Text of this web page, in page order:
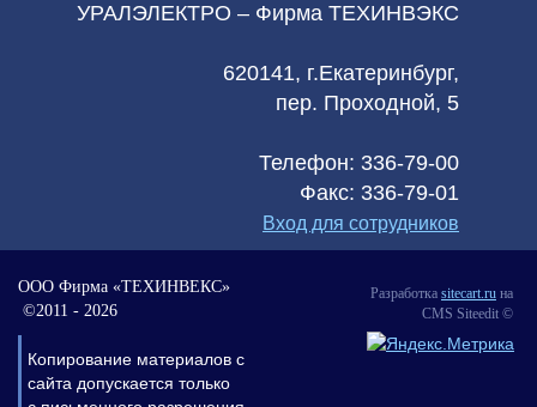
УРАЛЭЛЕКТРО – Фирма ТЕХИНВЭКС
620141, г.Екатеринбург,
пер. Проходной, 5
Телефон: 336-79-00
Факс: 336-79-01
Вход для сотрудников
ООО Фирма «ТЕХИНВЕКС»
©2011 - 2026
Копирование материалов с
сайта допускается только
Разработка sitecart.ruна
CMS Siteedit ©